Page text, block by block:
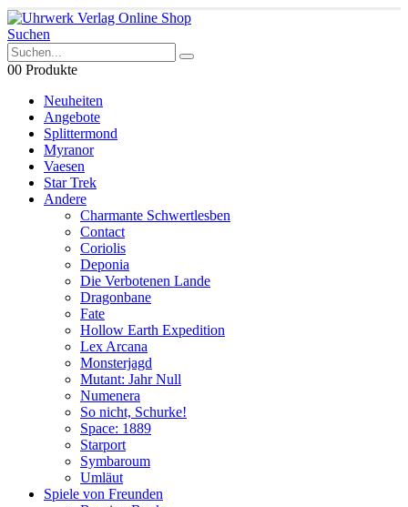
Suchen
00 Produkte
Neuheiten
Angebote
Splittermond
Myranor
Vaesen
Star Trek
Andere
Charmante Schwertlesben
Contact
Coriolis
Deponia
Die Verbotenen Lande
Dragonbane
Fate
Hollow Earth Expedition
Lex Arcana
Monsterjagd
Mutant: Jahr Null
Numenera
So nicht, Schurke!
Space: 1889
Starport
Symbaroum
Umläut
Spiele von Freunden